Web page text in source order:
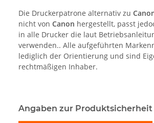
Die Druckerpatrone alternativ zu
nicht von Canon hergestellt, passt
in alle Drucker die laut
verwenden.. Alle aufgeführten
lediglich der Orientierung und sind
rechtmäßigen Inhaber.
Angaben zur Produktsicherheit